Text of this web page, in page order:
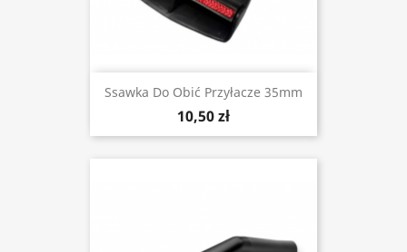
Ssawka Do Obić Przyłacze 35mm
10,50 zł